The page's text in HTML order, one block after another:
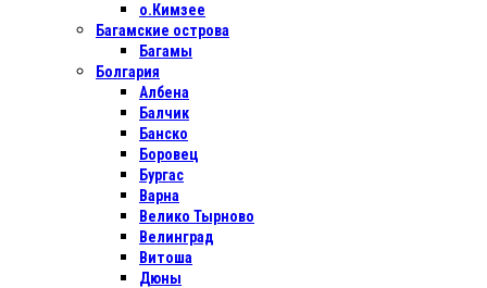
о.Кимзее
Багамские острова
Багамы
Болгария
Албена
Балчик
Банско
Боровец
Бургас
Варна
Велико Тырново
Велинград
Витоша
Дюны